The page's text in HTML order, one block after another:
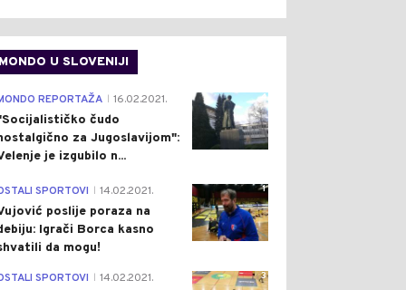
MONDO U SLOVENIJI
4
REPORTAŽA 16.02.2021.
čudo
za Jugoslavijom":
je izgubilo n...
1
SPORTOVI 14.02.2021.
poslije poraza na
Igrači Borca kasno
da mogu!
3
SPORTOVI 14.02.2021.